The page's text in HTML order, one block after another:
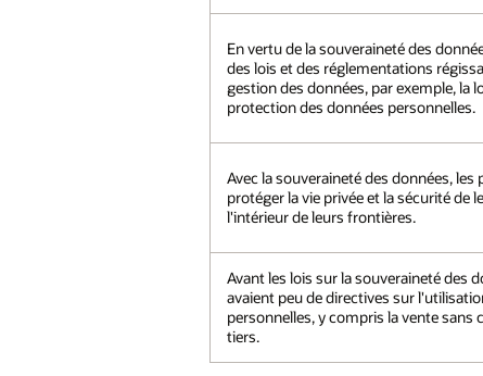
En vertu de la souveraineté des
des lois et des réglementations
gestion des données, par exemple, la
protection des données personnelles.
Avec la souveraineté des données, les
protéger la vie privée et la sécurité de
l'intérieur de leurs frontières.
Avant les lois sur la souveraineté des
avaient peu de directives sur
personnelles, y compris la vente sans
tiers.